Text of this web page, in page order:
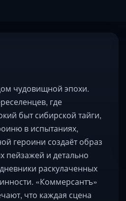
чудовищной эпохи.
где
быт сибирской тайги,
в испытаниях,
героини создаёт образ
пейзажей и детально
раскулаченных
«Коммерсантъ»
что каждая сцена